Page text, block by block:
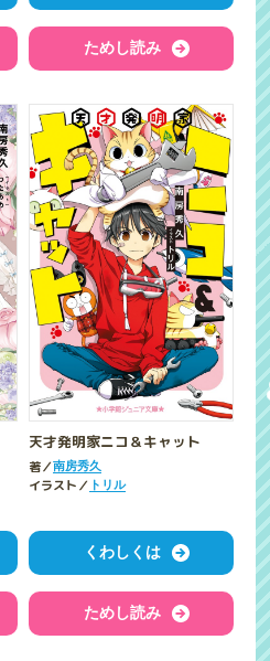
ためし読み
天才発明家ニコ＆キャット
著／南房秀久
イラスト／ トリル
くわしくは
ためし読み